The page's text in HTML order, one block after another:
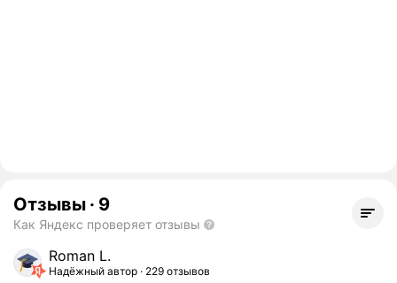
Отзывы · 9
Как Яндекс проверяет отзывы
Roman L.
Надёжный автор
229 отзывов